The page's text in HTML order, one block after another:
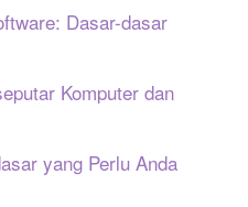
Dasar-dasar
Komputer dan
yang Perlu Anda